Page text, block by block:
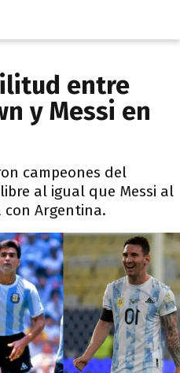
entre
y Messi en
campeones del
al igual que Messi al
con Argentina.